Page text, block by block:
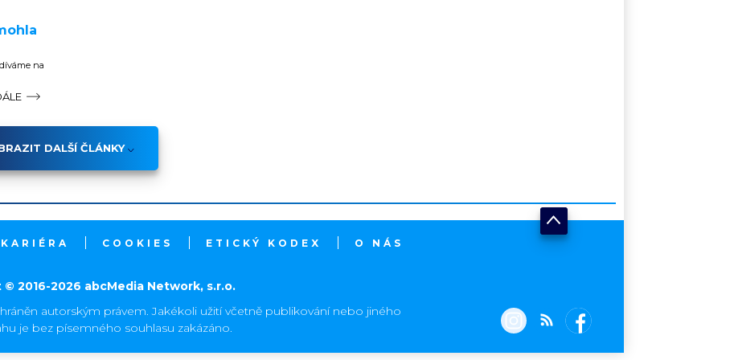
na
DALŠÍ ČLÁNKY
KARIÉRA COOKIES ETICKÝ KODEX O NÁS
© 2016-2026 abcMedia Network, s.r.o.
autorským právem. Jakékoli užití včetně publikování nebo jiného
je bez písemného souhlasu zakázáno.